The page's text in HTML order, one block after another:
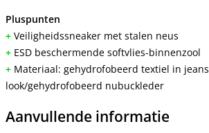
Pluspunten
+ Veiligheidssneaker met stalen neus
+ ESD beschermende softvlies-binnenzool
+ Materiaal: gehydrofobeerd textiel in jeans
look/gehydrofobeerd nubuckleder
Aanvullende informatie